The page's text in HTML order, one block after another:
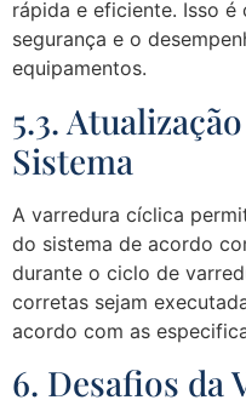
rápida e eficiente. Isso
segurança e o
equipamentos.
5.3.
Sistema
A varredura cíclica
do sistema de acordo
durante o ciclo de
corretas sejam
acordo com as
6. Desafios da